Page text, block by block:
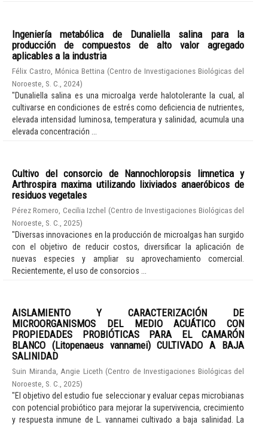
Ingeniería metabólica de Dunaliella salina para la
producción de compuestos de alto valor agregado
aplicables a la industria
Félix Castro, Mónica Bettina (Centro de Investigaciones Biológicas del
Noroeste, S. C.
2024)
"Dunaliella salina es una microalga verde halotolerante la cual, al
cultivarse en condiciones de estrés como deficiencia de nutrientes,
elevada intensidad luminosa, temperatura y salinidad, acumula una
elevada concentración ...
Cultivo del consorcio de Nannochloropsis limnetica y
Arthrospira maxima utilizando lixiviados anaeróbicos de
residuos vegetales
Pérez Romero, Cecilia Izchel (Centro de Investigaciones Biológicas del
Noroeste, S. C.
2025)
"Diversas innovaciones en la producción de microalgas han surgido
con el objetivo de reducir costos, diversificar la aplicación de
nuevas especies y ampliar su aprovechamiento comercial.
Recientemente, el uso de consorcios ...
AISLAMIENTO Y CARACTERIZACIÓN DE
MICROORGANISMOS DEL MEDIO ACUÁTICO CON
PROPIEDADES PROBIÓTICAS PARA EL CAMARÓN
BLANCO (Litopenaeus vannamei) CULTIVADO A BAJA
SALINIDAD
Suin Miranda, Angie Liceth (Centro de Investigaciones Biológicas del
Noroeste, S. C.
2025)
"El objetivo del estudio fue seleccionar y evaluar cepas microbianas
con potencial probiótico para mejorar la supervivencia, crecimiento
y respuesta inmune de L. vannamei cultivado a baja salinidad. La